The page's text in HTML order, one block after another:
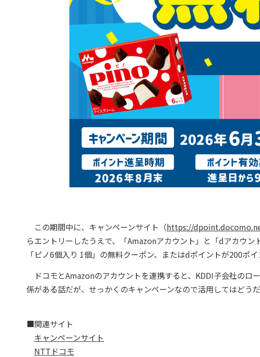
この期間中に、キャンペーンサイト（https://
らエントリーしたうえで、「Amazonアカウント」と「dアカウ
「ピノ6個入り 1個」の無料クーポン、またはdポイントが200ポイ
ドコモとAmazonのアカウントを連携すると、KDDI子会社の
係がある話だが、せっかくのキャンペーンなので活用してはどうだ
■関連サイト
キャンペーンサイト
NTTドコモ